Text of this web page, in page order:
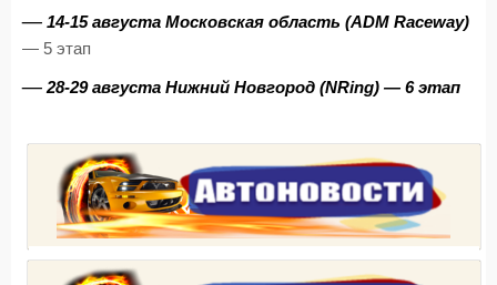
— 14-15 августа Московская область (ADM Raceway)
— 5 этап
— 28-29 августа Нижний Новгород (NRing) — 6 этап